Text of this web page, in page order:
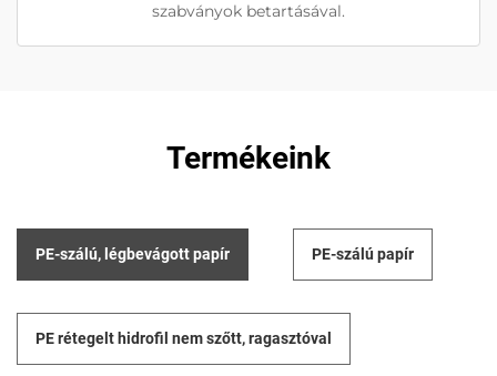
szabványok betartásával.
Termékeink
PE-szálú, légbevágott papír PE-szálú papír
PE rétegelt hidrofil nem szőtt, ragasztóval